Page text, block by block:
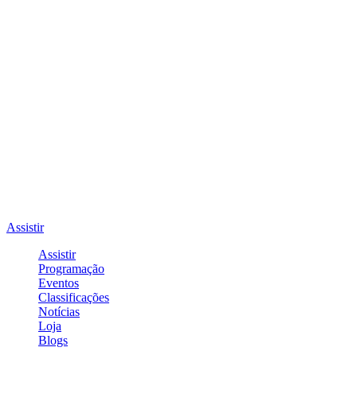
Assistir
Assistir
Programação
Eventos
Classificações
Notícias
Loja
Blogs